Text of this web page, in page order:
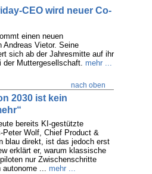
CEO wird neuer Co-
einen neuen
Andreas Vietor. Seine
sich ab der Jahresmitte auf ihr
der Muttergesellschaft. mehr ...
nach oben
2030 ist kein
bereits KI-gestützte
Wolf, Chief Product &
blau direkt, ist das jedoch erst
erklärt er, warum klassische
nur Zwischenschritte
autonome ... mehr ...